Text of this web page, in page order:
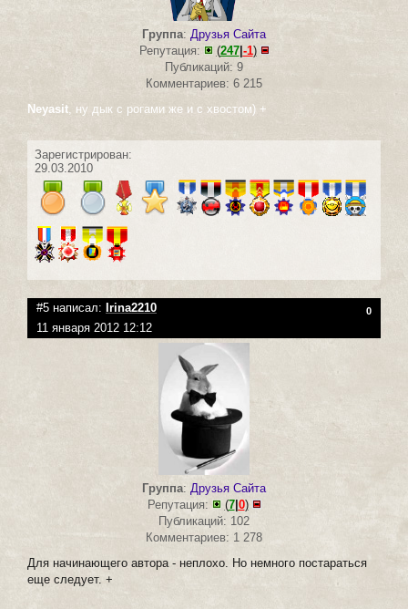
Группа: Друзья Сайта
Репутация:
(247| -1)
Публикаций: 9
Комментариев: 6 215
Neyasit , ну дык с рогами же и с хвостом) +
Зарегистрирован:
29.03.2010
#5 написал: Irina2210 0
11 января 2012 12:12
Группа: Друзья Сайта
Репутация:
(7| 0)
Публикаций: 102
Комментариев: 1 278
Для начинающего автора - неплохо. Но немного постараться
еще следует. +